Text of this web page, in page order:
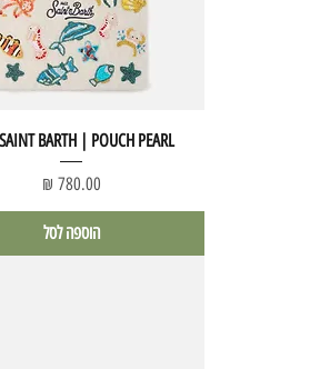
BARTH | POUCH PEARL
מחיר
הוספה לסל